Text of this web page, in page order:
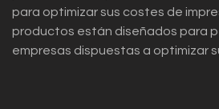
para optimizar sus costes de
productos están diseñados para
empresas dispuestas a optimizar